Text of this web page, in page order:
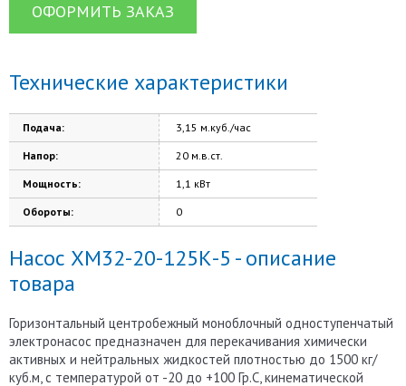
ОФОРМИТЬ ЗАКАЗ
Технические характеристики
Подача: 3,15 м.куб./час
Напор: 20 м.в.ст.
Мощность: 1,1 кВт
Обороты: 0
Насос ХМ32-20-125К-5 - описание
товара
Горизонтальный центробежный моноблочный одноступенчатый
электронасос предназначен для перекачивания химически
активных и нейтральных жидкостей плотностью до 1500 кг/
куб.м, с температурой от -20 до +100 Гр.С, кинематической